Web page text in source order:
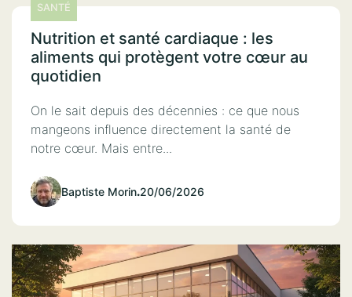
SANTÉ
Nutrition et santé cardiaque : les
aliments qui protègent votre cœur au
quotidien
On le sait depuis des décennies : ce que nous
mangeons influence directement la santé de
notre cœur. Mais entre...
Baptiste Morin.20/06/2026